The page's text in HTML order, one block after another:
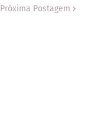
Próxima Postagem